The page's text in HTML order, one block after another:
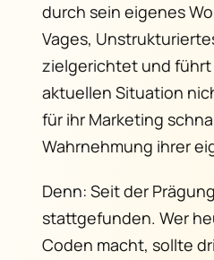
durch sein eigenes
Vages,
zielgerichtet und führt
aktuellen Situation
für ihr Marketing
Wahrnehmung ihrer
Denn: Seit der
stattgefunden. Wer
Coden macht, sollte